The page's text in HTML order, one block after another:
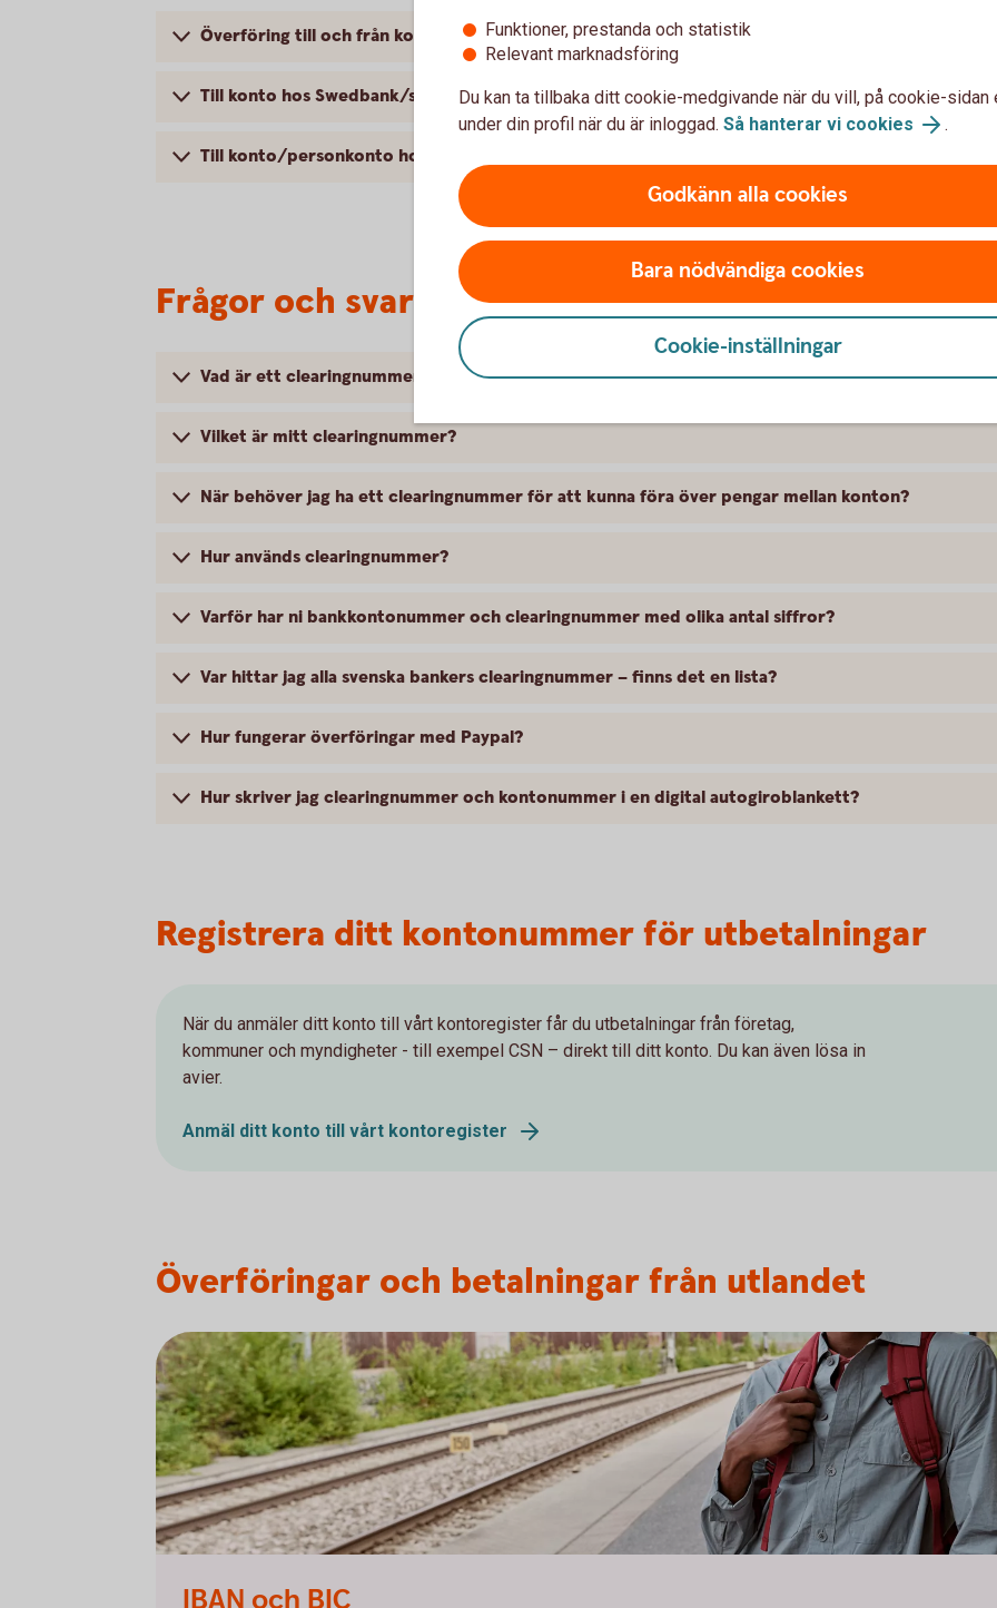
Överföring till och från konton inom Swedbank/sparbankerna
Till konto hos Swedbank/sparbankerna från annan bank
Till konto/personkonto hos annan bank, från Swedbank/sparbankerna
Frågor och svar om clearingnummer
Vad är ett clearingnummer?
Vilket är mitt clearingnummer?
När behöver jag ha ett clearingnummer för att kunna föra över pengar mellan konton?
Hur används clearingnummer?
Varför har ni bankkontonummer och clearingnummer med olika antal siffror?
Var hittar jag alla svenska bankers clearingnummer – finns det en lista?
Hur fungerar överföringar med Paypal?
Hur skriver jag clearingnummer och kontonummer i en digital autogiroblankett?
Registrera ditt kontonummer för utbetalningar
När du anmäler ditt konto till vårt kontoregister får du utbetalningar från företag,
kommuner och myndigheter - till exempel CSN – direkt till ditt konto. Du kan även lösa in
avier.
Anmäl ditt konto till vårt kontoregister
Överföringar och betalningar från utlandet
IBAN och BIC
Funktioner, prestanda och statistik
Relevant marknadsföring
Du kan ta tillbaka ditt cookie-medgivande när du vill, på cookie-sidan
under din profil när du är inloggad. Så hanterar vi cookies .
Godkänn alla cookies
Bara nödvändiga cookies
Cookie-inställningar